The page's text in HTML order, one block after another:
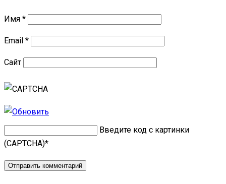
Имя *
Email *
Сайт
Введите код с картинки
(CAPTCHA)*